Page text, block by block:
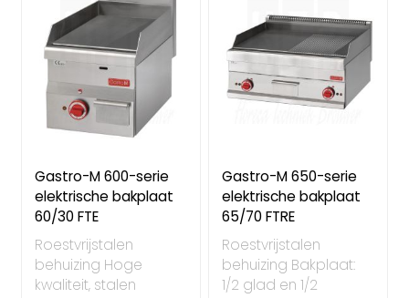
Gastro-M 600-serie
elektrische bakplaat
60/30 FTE
Roestvrijstalen
behuizing Hoge
kwaliteit, stalen
Gastro-M 650-serie
elektrische bakplaat
65/70 FTRE
Roestvrijstalen
behuizing Bakplaat:
1/2 glad en 1/2